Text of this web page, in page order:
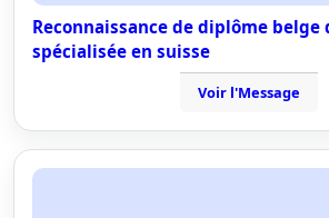
Reconnaissance de diplôme
spécialisée en suisse
Voir l'Message